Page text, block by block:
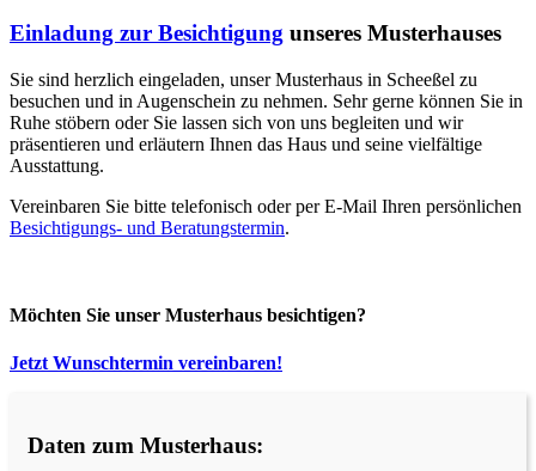
Einladung zur Besichtigung unseres Musterhauses
Sie sind herzlich eingeladen, unser Musterhaus in Scheeßel zu
besuchen und in Augenschein zu nehmen. Sehr gerne können Sie in
Ruhe stöbern oder Sie lassen sich von uns begleiten und wir
präsentieren und erläutern Ihnen das Haus und seine vielfältige
Ausstattung.
Vereinbaren Sie bitte telefonisch oder per E-Mail Ihren persönlichen
Besichtigungs- und Beratungstermin.
Möchten Sie unser Musterhaus besichtigen?
Jetzt Wunschtermin vereinbaren!
Daten zum Musterhaus: